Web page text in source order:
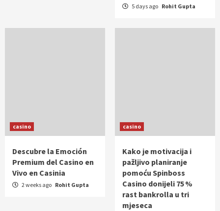
5 days ago Rohit Gupta
casino
Descubre la Emoción
Premium del Casino en
Vivo en Casinia
2 weeks ago Rohit Gupta
casino
Kako je motivacija i
pažljivo planiranje
pomoću Spinboss
Casino donijeli 75 %
rast bankrolla u tri
mjeseca